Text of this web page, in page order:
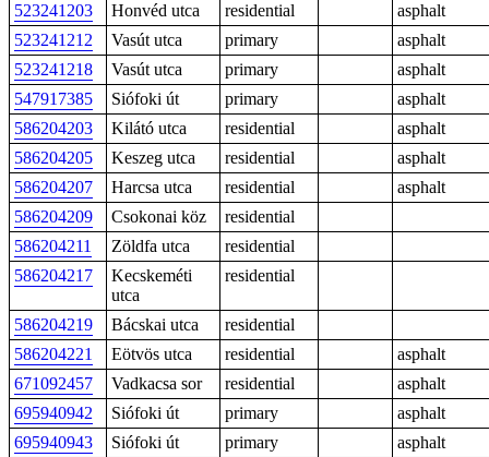
523241203
Honvéd utca residential
asphalt
523241212
Vasút utca primary
asphalt
523241218
Vasút utca primary
asphalt
547917385
Siófoki út primary
asphalt
586204203
Kilátó utca residential
asphalt
586204205
Keszeg utca residential
asphalt
586204207
Harcsa utca residential
asphalt
586204209
Csokonai köz
residential
586204211
Zöldfa utca
residential
586204217
Kecskeméti
utca
residential
586204219 Bácskai utca
residential
586204221
Eötvös utca residential
asphalt
671092457
Vadkacsa sor residential
asphalt
695940942
Siófoki út primary
asphalt
695940943
Siófoki út primary
asphalt